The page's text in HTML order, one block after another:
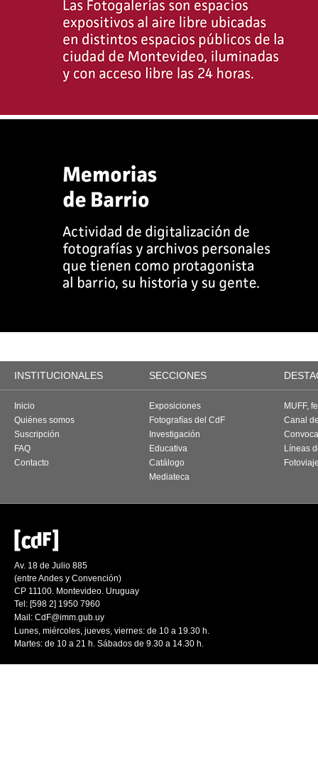
INSTITUCIONALES SECCIONES
Inicio
Quiénes somos
Suscripción
FAQ
Contacto
Exposiciones
Fotografías del CdF
Investigación
Educativa
Catálogo
Mediateca
MUFF,
Canal
Líneas
Av. 18 de Julio 885
(entre Andes y Convención)
CP 11100. Montevideo. Uruguay
Tel: [598 2] 1950 7960
Mail: CdF@imm.gub.uy
Lunes, miércoles, jueves, viernes: de 10 a 19.30 h.
Martes: de 10 a 21 h. Sábados de 9.30 a 14.30 h.